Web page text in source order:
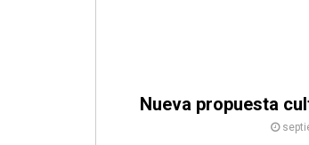
Nueva propuesta